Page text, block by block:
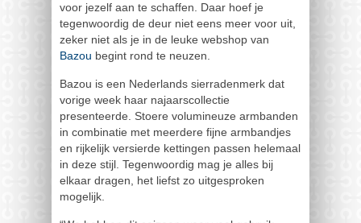
voor jezelf aan te schaffen. Daar hoef je
tegenwoordig de deur niet eens meer voor uit,
zeker niet als je in de leuke webshop van
Bazou begint rond te neuzen.
Bazou is een Nederlands sierradenmerk dat
vorige week haar najaarscollectie
presenteerde. Stoere volumineuze armbanden
in combinatie met meerdere fijne armbandjes
en rijkelijk versierde kettingen passen helemaal
in deze stijl. Tegenwoordig mag je alles bij
elkaar dragen, het liefst zo uitgesproken
mogelijk.